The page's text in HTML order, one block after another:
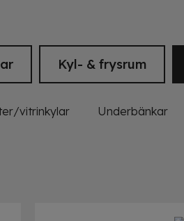
Kyl- & frysrum
vitrinkylar Underbänkar